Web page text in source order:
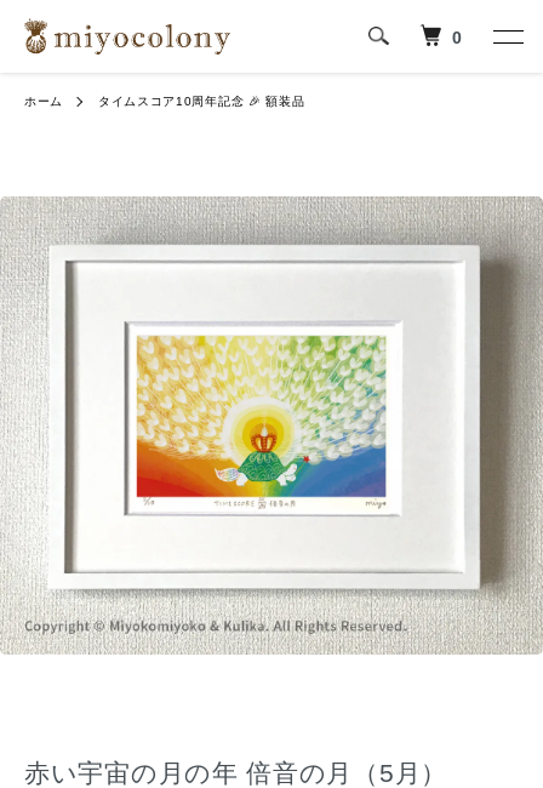
0
ホーム タイムスコア10周年記念 🎉 額装品
赤い宇宙の月の年 倍音の月（5月）